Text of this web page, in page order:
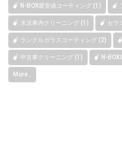
N-BOX最安値コーティング (1)
水没車内クリーニング (1) セラ
ランクルガラスコーティング (2)
中古車クリーニング (1) N-BOX
More..